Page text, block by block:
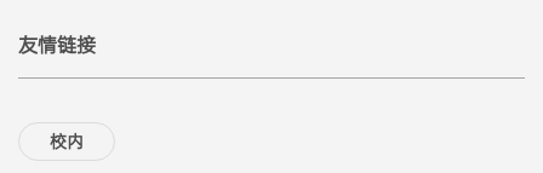
友情链接
校内